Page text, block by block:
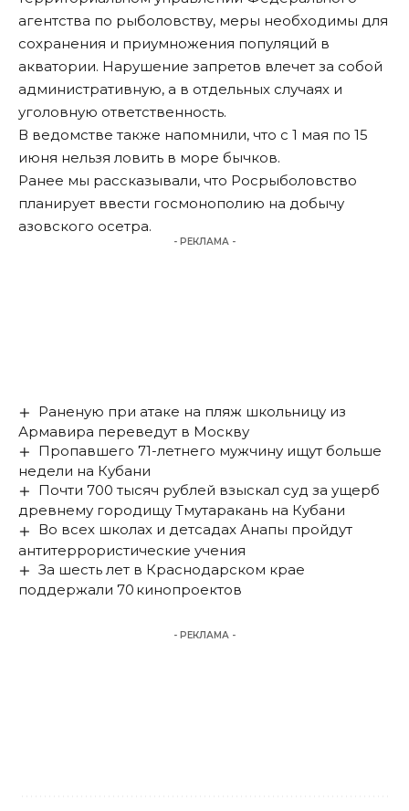
агентства по рыболовству, меры необходимы для
сохранения и приумножения популяций в
акватории. Нарушение запретов влечет за собой
административную, а в отдельных случаях и
уголовную ответственность.
В ведомстве также напомнили, что с 1 мая по 15
июня нельзя ловить в море бычков.
Ранее мы рассказывали, что Росрыболовство
планирует ввести госмонополию на добычу
азовского осетра.
- РЕКЛАМА -
Раненую при атаке на пляж школьницу из
Армавира переведут в Москву
Пропавшего 71-летнего мужчину ищут больше
недели на Кубани
Почти 700 тысяч рублей взыскал суд за ущерб
древнему городищу Тмутаракань на Кубани
Во всех школах и детсадах Анапы пройдут
антитеррористические учения
За шесть лет в Краснодарском крае
поддержали 70 кинопроектов
- РЕКЛАМА -